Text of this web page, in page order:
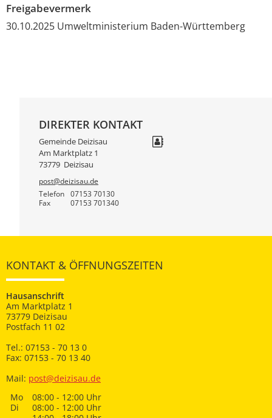
Freigabevermerk
30.10.2025 Umweltministerium Baden-Württemberg
DIREKTER KONTAKT
Gemeinde Deizisau
Am Marktplatz 1
73779 Deizisau
post@deizisau.de
Telefon
07153 70130
Fax 07153 701340
KONTAKT & ÖFFNUNGSZEITEN
Hausanschrift
Am Marktplatz 1
73779 Deizisau
Postfach 11 02
Tel.: 07153 - 70 13 0
Fax: 07153 - 70 13 40
Mail: post@deizisau.de
Mo
08:00 - 12:00 Uhr
Di
08:00 - 12:00 Uhr